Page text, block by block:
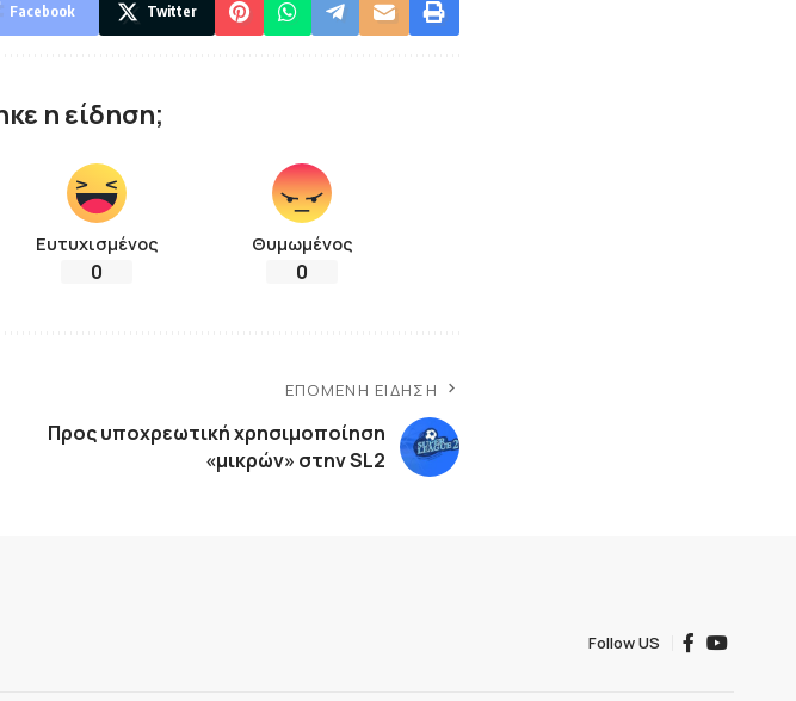
Facebook Twitter
η είδηση;
Ευτυχισμένος
0
Θυμωμένος
0
ΕΠΌΜΕΝΗ ΕΊΔΗΣΗ
Προς υποχρεωτική χρησιμοποίηση
«μικρών» στην SL2
Follow US